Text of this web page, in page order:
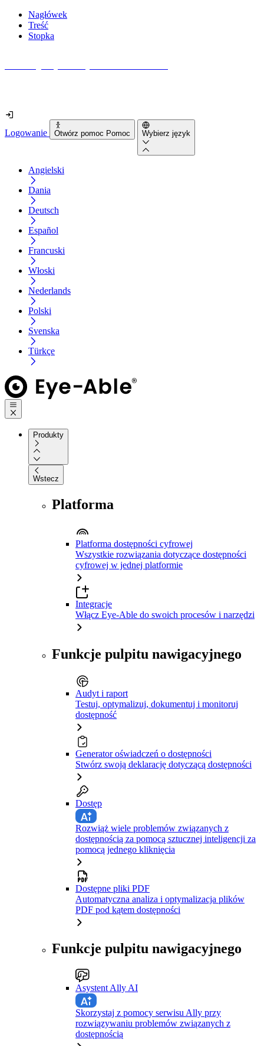
Nagłówek
Treść
Stopka
Logowanie Otwórz pomoc Pomoc Wybierz język
Angielski
Dania
Deutsch
Español
Francuski
Włoski
Nederlands
Polski
Svenska
Türkçe
Produkty
Wstecz
Platforma
Platforma dostępności cyfrowej
Wszystkie rozwiązania dotyczące dostępności
cyfrowej w jednej platformie
Integracje
Włącz Eye-Able do swoich procesów i narzędzi
Funkcje pulpitu nawigacyjnego
Audyt i raport
Testuj, optymalizuj, dokumentuj i monitoruj
dostępność
Generator oświadczeń o dostępności
Stwórz swoją deklarację dotyczącą dostępności
Dostęp
Rozwiąż wiele problemów związanych z
dostępnością za pomocą sztucznej inteligencji za
pomocą jednego kliknięcia
Dostępne pliki PDF
Automatyczna analiza i optymalizacja plików
PDF pod kątem dostępności
Funkcje pulpitu nawigacyjnego
Asystent Ally AI
Skorzystaj z pomocy serwisu Ally przy
rozwiązywaniu problemów związanych z
dostępnością